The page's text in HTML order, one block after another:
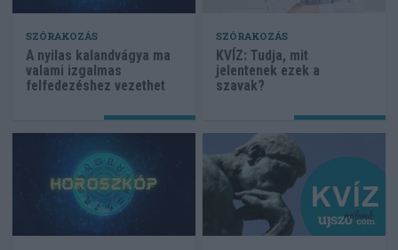
SZÓRAKOZÁS
A nyilas kalandvágya ma
valami izgalmas
felfedezéshez vezethet
SZÓRAKOZÁS
KVÍZ: Tudja, mit
jelentenek ezek a
szavak?